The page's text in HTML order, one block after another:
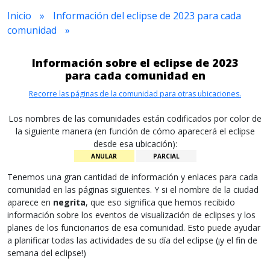
Inicio
Información del eclipse de 2023 para cada
comunidad
Información sobre el eclipse de 2023
para cada comunidad en
Recorre las páginas de la comunidad para otras ubicaciones.
Los nombres de las comunidades están codificados por color de
la siguiente manera (en función de cómo aparecerá el eclipse
desde esa ubicación):
ANULAR PARCIAL
Tenemos una gran cantidad de información y enlaces para cada
comunidad en las páginas siguientes. Y si el nombre de la ciudad
aparece en negrita, que eso significa que hemos recibido
información sobre los eventos de visualización de eclipses y los
planes de los funcionarios de esa comunidad. Esto puede ayudar
a planificar todas las actividades de su día del eclipse (¡y el fin de
semana del eclipse!)